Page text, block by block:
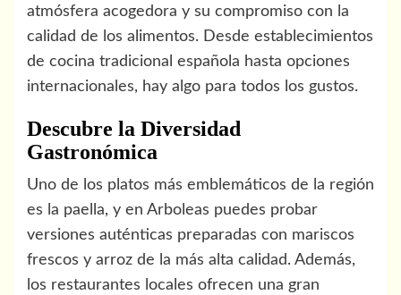
atmósfera acogedora y su compromiso con la
calidad de los alimentos. Desde establecimientos
de cocina tradicional española hasta opciones
internacionales, hay algo para todos los gustos.
Descubre la Diversidad
Gastronómica
Uno de los platos más emblemáticos de la región
es la paella, y en Arboleas puedes probar
versiones auténticas preparadas con mariscos
frescos y arroz de la más alta calidad. Además,
los restaurantes locales ofrecen una gran